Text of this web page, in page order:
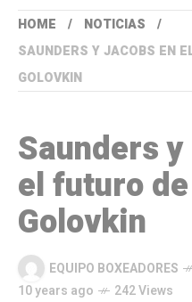
HOME
NOTICIAS
SAUNDERS Y JACOBS EN
GOLOVKIN
Saunders
el futuro
Golovkin
EQUIPO BOXEADORES
10 years ago
242 Views